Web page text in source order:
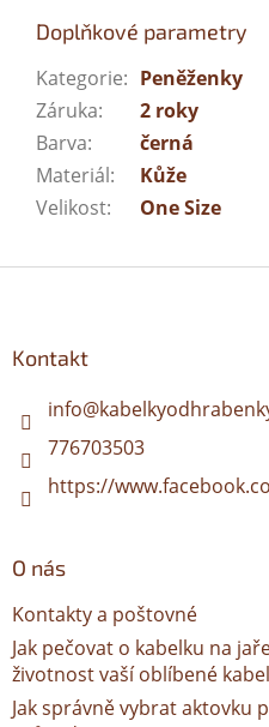
Doplňkové parametry
Kategorie: Peněženky
Záruka:
2 roky
Barva:
černá
Materiál:
Kůže
Velikost: One Size
Kontakt
info@
776703503
https://
O nás
Kontakty a poštovné
Jak pečovat o kabelku na
životnost vaší oblíbené
Jak správně vybrat aktovku